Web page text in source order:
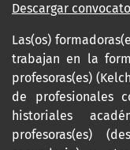
Descargar
Las(os)
trabajan en la
profesoras(es)
de profesionales
historiales
profesoras(es)